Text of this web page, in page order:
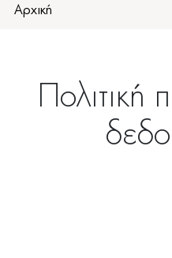
Αρχική
Πολιτική